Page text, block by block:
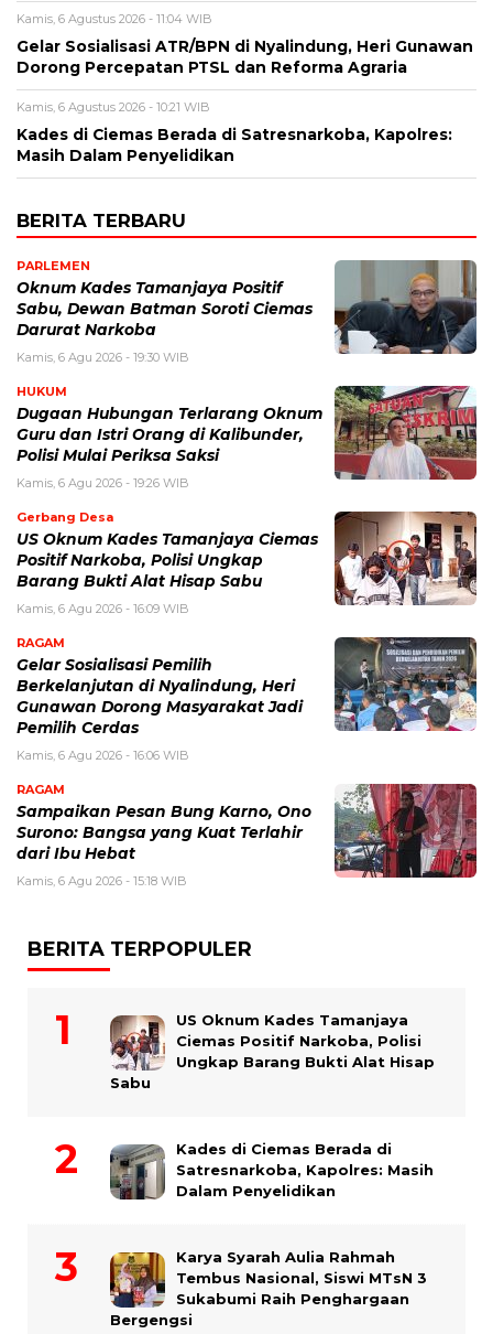
Kamis, 6 Agustus 2026 - 11:04 WIB
Gelar Sosialisasi ATR/BPN di Nyalindung, Heri Gunawan
Dorong Percepatan PTSL dan Reforma Agraria
Kamis, 6 Agustus 2026 - 10:21 WIB
Kades di Ciemas Berada di Satresnarkoba, Kapolres:
Masih Dalam Penyelidikan
BERITA TERBARU
PARLEMEN
Oknum Kades Tamanjaya Positif
Sabu, Dewan Batman Soroti Ciemas
Darurat Narkoba
Kamis, 6 Agu 2026 - 19:30 WIB
HUKUM
Dugaan Hubungan Terlarang Oknum
Guru dan Istri Orang di Kalibunder,
Polisi Mulai Periksa Saksi
Kamis, 6 Agu 2026 - 19:26 WIB
Gerbang Desa
US Oknum Kades Tamanjaya Ciemas
Positif Narkoba, Polisi Ungkap
Barang Bukti Alat Hisap Sabu
Kamis, 6 Agu 2026 - 16:09 WIB
RAGAM
Gelar Sosialisasi Pemilih
Berkelanjutan di Nyalindung, Heri
Gunawan Dorong Masyarakat Jadi
Pemilih Cerdas
Kamis, 6 Agu 2026 - 16:06 WIB
RAGAM
Sampaikan Pesan Bung Karno, Ono
Surono: Bangsa yang Kuat Terlahir
dari Ibu Hebat
Kamis, 6 Agu 2026 - 15:18 WIB
BERITA TERPOPULER
US Oknum Kades Tamanjaya
Ciemas Positif Narkoba, Polisi
Ungkap Barang Bukti Alat Hisap
Sabu
Kades di Ciemas Berada di
Satresnarkoba, Kapolres: Masih
Dalam Penyelidikan
Karya Syarah Aulia Rahmah
Tembus Nasional, Siswi MTsN 3
Sukabumi Raih Penghargaan
Bergengsi